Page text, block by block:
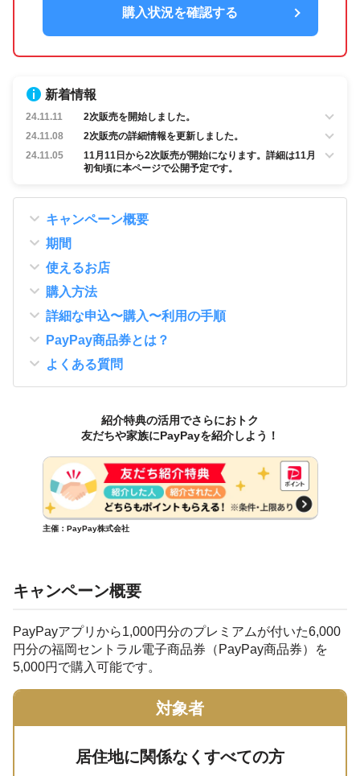
購入状況を確認する
新着情報
24.11.11
2次販売を開始しました。
24.11.08
2次販売の詳細情報を更新しました。
24.11.05
11月11日から2次販売が開始になります。詳細は11月
初旬頃に本ページで公開予定です。
キャンペーン概要
期間
使えるお店
購入方法
詳細な申込〜購入〜利用の手順
PayPay商品券とは？
よくある質問
紹介特典の活用でさらにおトク
友だちや家族にPayPayを紹介しよう！
主催：PayPay株式会社
キャンペーン概要
PayPayアプリから1,000円分のプレミアムが付いた6,000
円分の福岡セントラル電子商品券（PayPay商品券）を
5,000円で購入可能です。
対象者
居住地に関係なくすべての方